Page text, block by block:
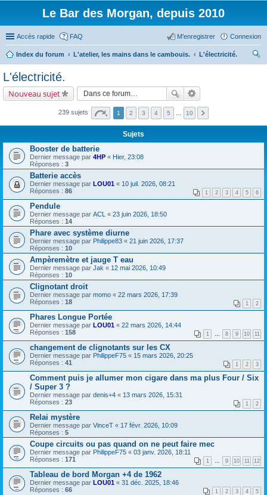
Le Bar des Morgan, depuis 2010
Accès rapide FAQ Connexion
M’enregistrer
Index du forum L'atelier, les mains dans le cambouis.
L'électricité.
L'électricité.
Nouveau sujet
239 sujets 1 2 3 4 5 10
Sujets
Booster de batterie
Dernier message par 4HP « Hier, 23:08
Réponses : 3
Batterie accès
Dernier message par LOU01 « 10 juil. 2026, 08:21
Réponses : 86 1 2 3 4 5 6
Pendule
Dernier message par ACL « 23 juin 2026, 18:50
Réponses : 14
Phare avec système diurne
Dernier message par Philippe83 « 21 juin 2026, 17:37
Réponses : 10
Ampèremètre et jauge T eau
Dernier message par Jak « 12 mai 2026, 10:49
Réponses : 10
Clignotant droit
Dernier message par momo « 22 mars 2026, 17:39
Réponses : 18 1 2
Phares Longue Portée
Dernier message par LOU01 « 22 mars 2026, 14:44
Réponses : 158 1 … 8 9 10 11
changement de clignotants sur les CX
Dernier message par PhilippeF75 « 15 mars 2026, 20:25
Réponses : 41 1 2 3
Comment puis je allumer mon cigare dans ma plus Four / Six
/ Super 3 ?
Dernier message par denis+4 « 13 mars 2026, 15:31
Réponses : 23 1 2
Relai mystère
Dernier message par VinceT « 17 févr. 2026, 10:09
Réponses : 5
Coupe circuits ou pas quand on ne peut faire mec
Dernier message par PhilippeF75 « 03 janv. 2026, 18:11
Réponses : 171 1 … 9 10 11 12
Tableau de bord Morgan +4 de 1962
Dernier message par LOU01 « 31 déc. 2025, 18:46
Réponses : 66 1 2 3 4 5